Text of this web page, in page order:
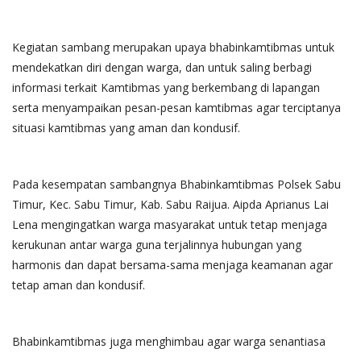
Kegiatan sambang merupakan upaya bhabinkamtibmas untuk
mendekatkan diri dengan warga, dan untuk saling berbagi
informasi terkait Kamtibmas yang berkembang di lapangan
serta menyampaikan pesan-pesan kamtibmas agar terciptanya
situasi kamtibmas yang aman dan kondusif.
Pada kesempatan sambangnya Bhabinkamtibmas Polsek Sabu
Timur, Kec. Sabu Timur, Kab. Sabu Raijua. Aipda Aprianus Lai
Lena mengingatkan warga masyarakat untuk tetap menjaga
kerukunan antar warga guna terjalinnya hubungan yang
harmonis dan dapat bersama-sama menjaga keamanan agar
tetap aman dan kondusif.
Bhabinkamtibmas juga menghimbau agar warga senantiasa